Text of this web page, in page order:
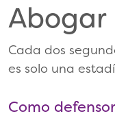
Abogar
Cada dos
es solo una
Como